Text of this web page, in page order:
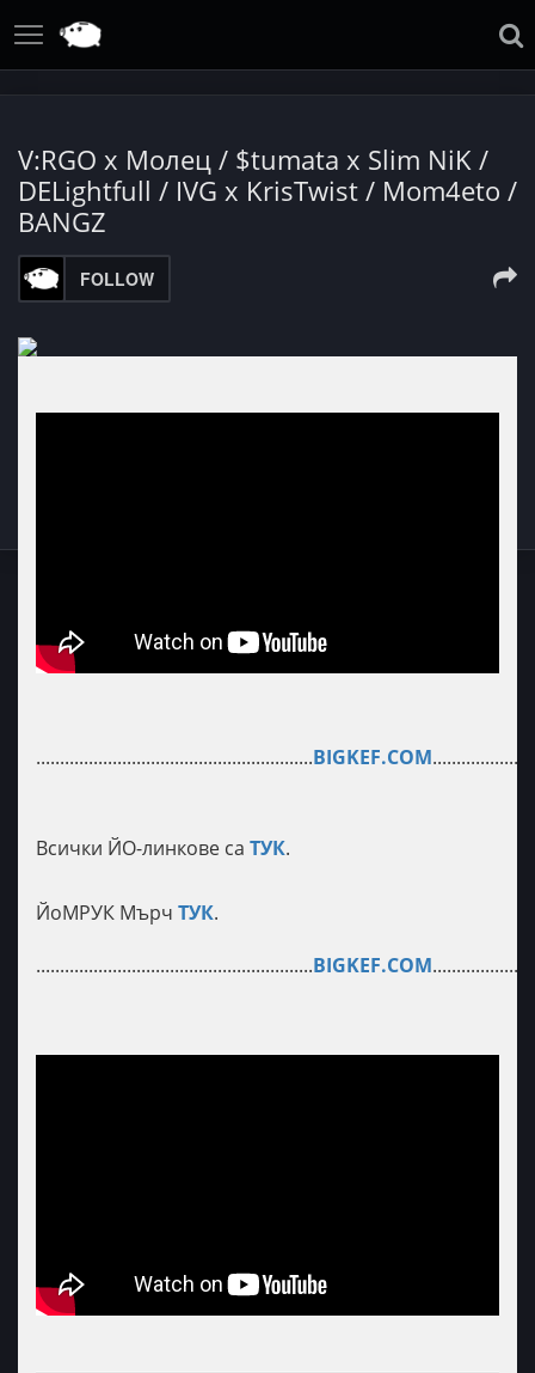
V:RGO x Молец / $tumata x Slim NiK /
DELightfull / IVG x KrisTwist / Mom4eto /
BANGZ
FOLLOW
..........................................................BIGKEF.COM
Всички ЙО-линкове са ТУК.
ЙоМРУК Мърч ТУК.
..........................................................BIGKEF.COM